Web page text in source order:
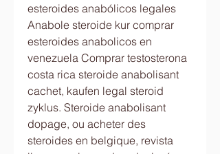
esteroides anabólicos legales
Anabole steroide kur comprar
esteroides anabolicos en
venezuela Comprar testosterona
costa rica steroide anabolisant
cachet, kaufen legal steroid
zyklus. Steroide anabolisant
dopage, ou acheter des
steroides en belgique, revista